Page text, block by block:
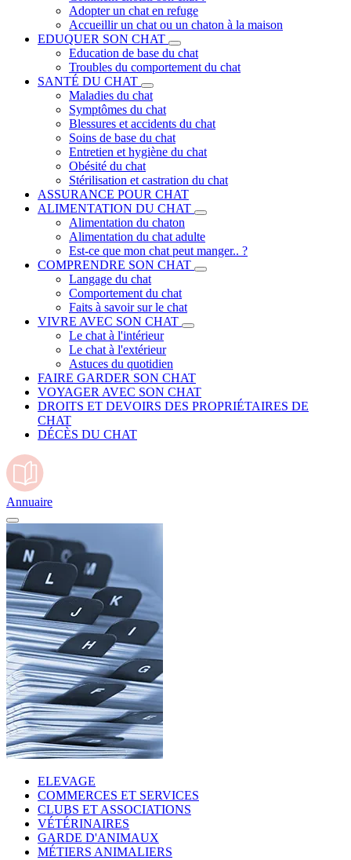
Adopter un chat en refuge
Accueillir un chat ou un chaton à la maison
EDUQUER SON CHAT
Education de base du chat
Troubles du comportement du chat
SANTÉ DU CHAT
Maladies du chat
Symptômes du chat
Blessures et accidents du chat
Soins de base du chat
Entretien et hygiène du chat
Obésité du chat
Stérilisation et castration du chat
ASSURANCE POUR CHAT
ALIMENTATION DU CHAT
Alimentation du chaton
Alimentation du chat adulte
Est-ce que mon chat peut manger.. ?
COMPRENDRE SON CHAT
Langage du chat
Comportement du chat
Faits à savoir sur le chat
VIVRE AVEC SON CHAT
Le chat à l'intérieur
Le chat à l'extérieur
Astuces du quotidien
FAIRE GARDER SON CHAT
VOYAGER AVEC SON CHAT
DROITS ET DEVOIRS DES PROPRIÉTAIRES DE
CHAT
DÉCÈS DU CHAT
Annuaire
ELEVAGE
COMMERCES ET SERVICES
CLUBS ET ASSOCIATIONS
VÉTÉRINAIRES
GARDE D'ANIMAUX
MÉTIERS ANIMALIERS